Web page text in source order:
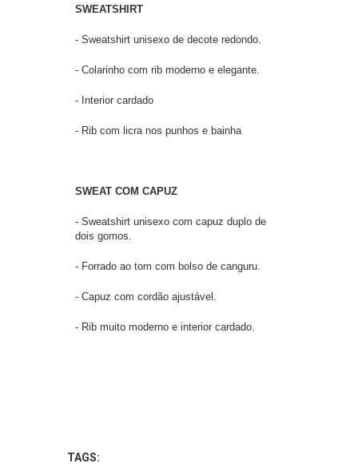
SWEATSHIRT
- Sweatshirt unisexo de decote redondo.
- Colarinho com rib moderno e elegante.
- Interior cardado
- Rib com licra nos punhos e bainha
SWEAT COM CAPUZ
- Sweatshirt unisexo com capuz duplo de
dois gomos.
- Forrado ao tom com bolso de canguru.
- Capuz com cordão ajustável.
- Rib muito moderno e interior cardado.
TAGS: